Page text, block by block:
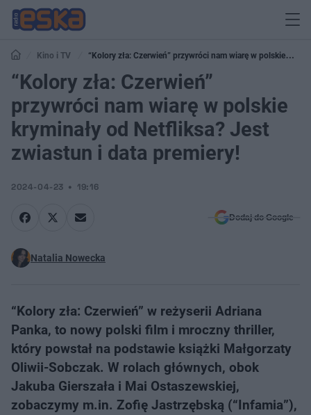
Kino i TV
“Kolory zła: Czerwień” przywróci nam wiarę w polskie
kryminały od Netfliksa? Jest zwiastun i data premiery!
“Kolory zła: Czerwień”
przywróci nam wiarę w polskie
kryminały od Netfliksa? Jest
zwiastun i data premiery!
2024-04-23 19:16
Dodaj do Google
Natalia Nowecka
“Kolory zła: Czerwień” w reżyserii Adriana
Panka, to nowy polski film i mroczny thriller,
który powstał na podstawie książki Małgorzaty
Oliwii-Sobczak. W rolach głównych, obok
Jakuba Gierszała i Mai Ostaszewskiej,
zobaczymy m.in. Zofię Jastrzębską (“Infamia”),